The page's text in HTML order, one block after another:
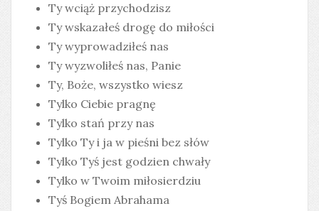
Ty wciąż przychodzisz
Ty wskazałeś drogę do miłości
Ty wyprowadziłeś nas
Ty wyzwoliłeś nas, Panie
Ty, Boże, wszystko wiesz
Tylko Ciebie pragnę
Tylko stań przy nas
Tylko Ty i ja w pieśni bez słów
Tylko Tyś jest godzien chwały
Tylko w Twoim miłosierdziu
Tyś Bogiem Abrahama